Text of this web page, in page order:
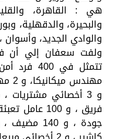
هي : القاهرة،
والبحيرة، والدقهلية،
والوادي الجديد، وأسوان
ولفت سعفان إلي أن